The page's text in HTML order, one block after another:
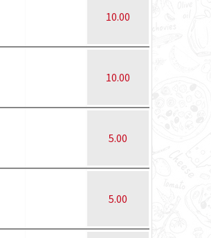
10.00
10.00
5.00
5.00